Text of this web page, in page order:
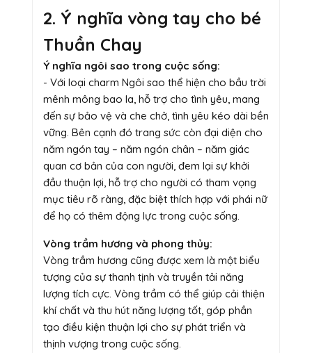
2. Ý nghĩa vòng tay cho bé
Thuần Chay
Ý nghĩa ngôi sao trong cuộc sống:
- Với loại charm Ngôi sao thể hiện cho bầu trời
mênh mông bao la, hỗ trợ cho tình yêu, mang
đến sự bảo vệ và che chở, tình yêu kéo dài bền
vững. Bên cạnh đó trang sức còn đại diện cho
năm ngón tay – năm ngón chân – năm giác
quan cơ bản của con người, đem lại sự khởi
đầu thuận lợi, hỗ trợ cho người có tham vọng
mục tiêu rõ ràng, đặc biệt thích hợp với phái nữ
để họ có thêm động lực trong cuộc sống.
Vòng trầm hương và phong thủy:
Vòng trầm hương cũng được xem là một biểu
tượng của sự thanh tịnh và truyền tải năng
lượng tích cực. Vòng trầm có thể giúp cải thiện
khí chất và thu hút năng lượng tốt, góp phần
tạo điều kiện thuận lợi cho sự phát triển và
thịnh vượng trong cuộc sống.